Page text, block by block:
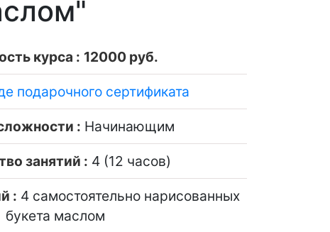
курса : 12000 руб.
подарочного сертификата
: Начинающим
занятий : 4 (12 часов)
: 4 самостоятельно нарисованных
букета маслом